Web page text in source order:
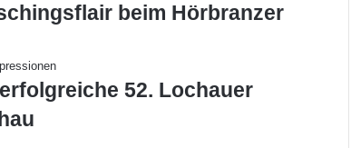
beim Hörbranzer
52. Lochauer